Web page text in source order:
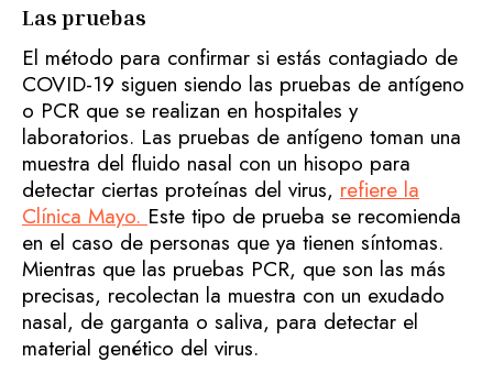
Las pruebas
El método para confirmar si estás contagiado de
COVID-19 siguen siendo las pruebas de antígeno
o PCR que se realizan en hospitales y
laboratorios. Las pruebas de antígeno toman una
muestra del fluido nasal con un hisopo para
detectar ciertas proteínas del virus, refiere la
Clínica Mayo. Este tipo de prueba se recomienda
en el caso de personas que ya tienen síntomas.
Mientras que las pruebas PCR, que son las más
precisas, recolectan la muestra con un exudado
nasal, de garganta o saliva, para detectar el
material genético del virus.